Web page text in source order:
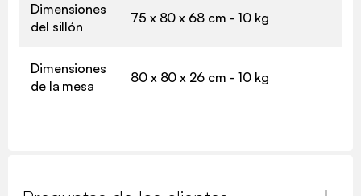
Dimensiones
del sillón
75 x 80 x 68 cm - 10 kg
Dimensiones
de la mesa
80 x 80 x 26 cm - 10 kg